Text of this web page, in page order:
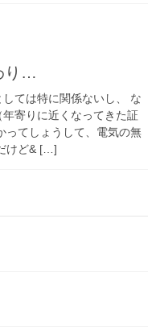
り…
ては特に関係ないし、 な
寄りに近くなってきた証
ってしょうして、電気の無
けど& […]